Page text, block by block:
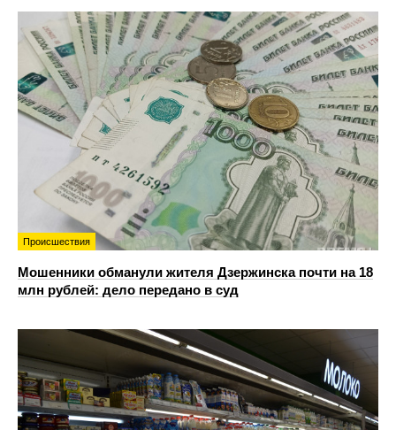
Происшествия
Мошенники обманули жителя Дзержинска почти на 18
млн рублей: дело передано в суд